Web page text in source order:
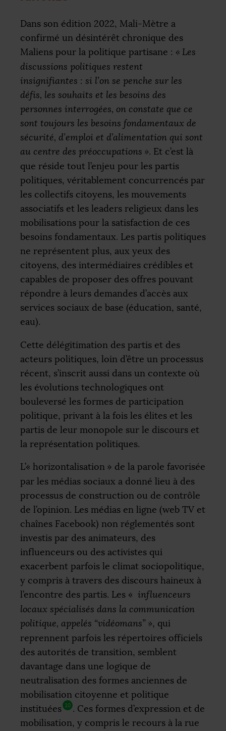
Dans son édition 2022, Mali-Mètre a
confirmé un désintérêt chronique des
Maliens pour la politique partisane : « Les
discussions politiques restent
insignifiantes : si l’on se penche sur les
défis, les souhaits et les besoins des
personnes interrogées, on constate que ce
sont toujours les besoins fondamentaux de
sécurité, d’emploi et d’alimentation qui sont
au centre des préoccupations ». Et c’est là
que réside tout l’enjeu pour les partis
politiques, véritablement concurrencés par
les collectifs citoyens, les mouvements
associatifs et les leaders religieux dans les
mobilisations pour la satisfaction de ces
besoins fondamentaux. Les partis politiques
ne représentent plus, aux yeux des
citoyens, des intermédiaires crédibles et
capables de proposer des offres pouvant
répondre à leurs demandes d’accès aux
services sociaux de base (éducation, santé,
eau).
Cette délégitimation des partis et des
acteurs politiques, loin d’être un processus
récent, s’inscrit aussi dans un contexte où
les évolutions technologiques ont
bouleversé les formes de participation
politique, privant à la fois les élites et les
partis de leur monopole sur le discours et
la représentation politiques.
L’« horizontalisation » de la parole favorisée
par les médias sociaux a donné lieu à des
processus de construction ou de contrôle
de l’opinion. Les médias en ligne (web TV et
chaînes Facebook) non réglementés sont
investis par des animateurs, des
influenceurs ou des activistes qui
exacerbent parfois le climat sociopolitique,
y compris à travers des discours haineux à
l’encontre des partis. Les « influenceurs
locaux spécialisés dans la communication
politique, appelés “vidéomans” », qui
reprennent parfois les répertoires officiels
des autorités de transition, semblent
davantage dans une logique de
neutralisation des formes anciennes de
mobilisation citoyenne et politique
instituées 10 . Ces formes d’expression et de
mobilisation, y compris le recours à la rue